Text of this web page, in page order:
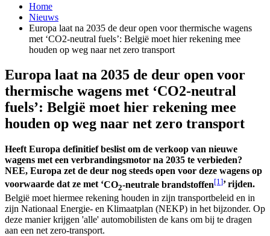
Home
Nieuws
Europa laat na 2035 de deur open voor thermische wagens
met ‘CO2-neutral fuels’: België moet hier rekening mee
houden op weg naar net zero transport
Europa laat na 2035 de deur open voor
thermische wagens met ‘CO2-neutral
fuels’: België moet hier rekening mee
houden op weg naar net zero transport
Heeft Europa definitief beslist om de verkoop van nieuwe
wagens met een verbrandingsmotor na 2035 te verbieden?
NEE, Europa zet de deur nog steeds open voor deze wagens op
voorwaarde dat ze met ‘CO2-neutrale brandstoffen[1 ]’ rijden.
België moet hiermee rekening houden in zijn transportbeleid en in
zijn Nationaal Energie- en Klimaatplan (NEKP) in het bijzonder. Op
deze manier krijgen 'alle' automobilisten de kans om bij te dragen
aan een net zero-transport.